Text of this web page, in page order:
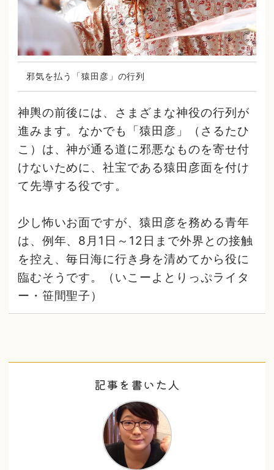
邪気を払う「猿田彦」の行列
神輿の前後には、さまざまな神役の行列が
進みます。なかでも「猿田彦」（さるたひ
こ）は、神が通る道に邪悪なものを寄せ付
けないために、社宝である猿田彦面を付け
て先導する役です。
少し怖いお面ですが、猿田彦を務める青年
は、例年、8月1日～12日まで外界との接触
を控え、毎日海に行き身を清めてから役に
臨むそうです。（いこーよとりっぷライタ
ー・笹間聖子）
記事を書いた人